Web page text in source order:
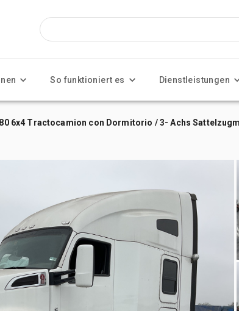
So funktioniert es Dienstleistungen
6x4 Tractocamion con Dormitorio / 3- Achs